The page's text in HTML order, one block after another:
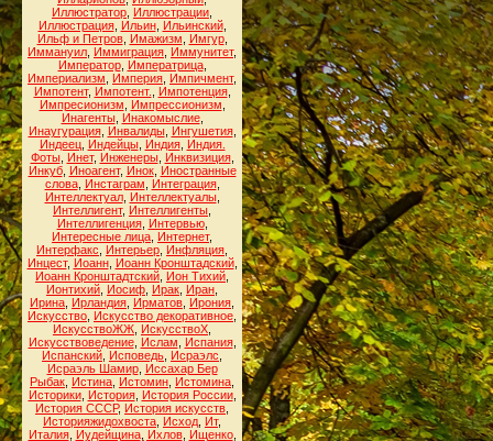
Иллюстратор Иллюстрации
Иллюстрация, Ильин, Ильинский,
Ильф и Петров, Имажизм Имгур,
Иммануил Иммиграция Иммунитет,
Император, Императрица,
Империализм
Империя Импичмент,
Импотент, Импотент. Импотенция,
Импресионизм
Импрессионизм
Инагенты, Инакомыслие,
Инаугурация, Инвалиды, Ингушетия,
Индеец, Индейцы, Индия, Индия.
Фоты, Инет, Инженеры, Инквизиция,
Инкуб, Иноагент, Инок, Иностранные
слова, Инстаграм Интеграция,
Интеллектуал, Интеллектуалы,
Интеллигент, Интеллигенты
Интеллигенция, Интервью,
Интересные лица Интернет,
Интерфакс
Интерьер Инфляция
Инцест, Иоанн, Иоанн Кронштадский,
Иоанн Кронштадтский Ион Тихий
Ионтихий Иосиф Ирак Иран
Ирина Ирландия Ирматов Ирония
Искусство Искусство декоративное
ИскусствоЖЖ ИскусствоХ
Искусствоведение, Ислам Испания,
Испанский Исповедь Исраэлс
Исраэль Шамир, Иссахар Бер
Рыбак Истина Истомин Истомина
Историки, История, История России,
История СССР, История искусств
Историяжидохвоста Исход Ит,
Италия, Иудейщина, Ихлов, Ищенко,